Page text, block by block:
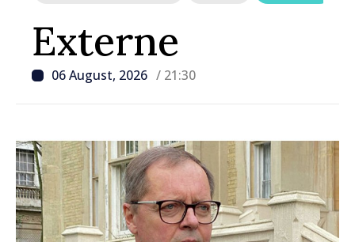
Externe
06 August, 2026 / 21:30